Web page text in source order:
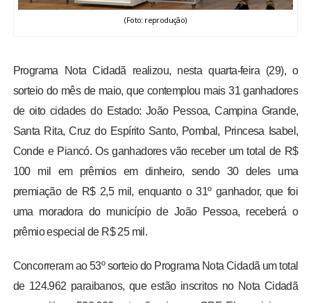
(Foto: reprodução)
Programa Nota Cidadã realizou, nesta quarta-feira (29), o
sorteio do mês de maio, que contemplou mais 31 ganhadores
de oito cidades do Estado: João Pessoa, Campina Grande,
Santa Rita, Cruz do Espírito Santo, Pombal, Princesa Isabel,
Conde e Piancó. Os ganhadores vão receber um total de R$
100 mil em prêmios em dinheiro, sendo 30 deles uma
premiação de R$ 2,5 mil, enquanto o 31º ganhador, que foi
uma moradora do município de João Pessoa, receberá o
prêmio especial de R$ 25 mil.
Concorreram ao 53º sorteio do Programa Nota Cidadã um total
de 124.962 paraibanos, que estão inscritos no Nota Cidadã